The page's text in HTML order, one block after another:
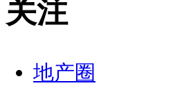
关注
地产圈